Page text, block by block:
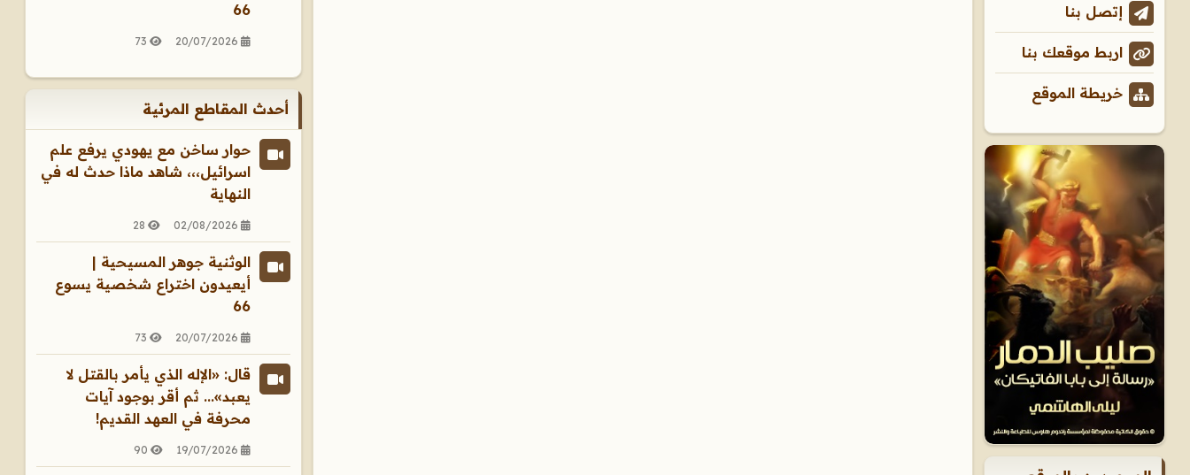
إتصل بنا
اربط موقعك بنا
خريطة الموقع
66
20/07/2026
73
أحدث المقاطع المرئية
حوار ساخن مع يهودي يرفع علم
اسرائيل،،، شاهد ماذا حدث له في
النهاية
02/08/2026
28
الوثنية جوهر المسيحية |
أيعيدون اختراع شخصية يسوع
66
20/07/2026
73
قال: «الإله الذي يأمر بالقتل لا
يعبد»... ثم أقر بوجود آيات
محرفة في العهد القديم!
19/07/2026
90